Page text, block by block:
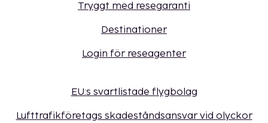
Tryggt med resegaranti
Destinationer
Login för reseagenter
EU:s svartlistade flygbolag
Lufttrafikföretags skadeståndsansvar vid olyckor